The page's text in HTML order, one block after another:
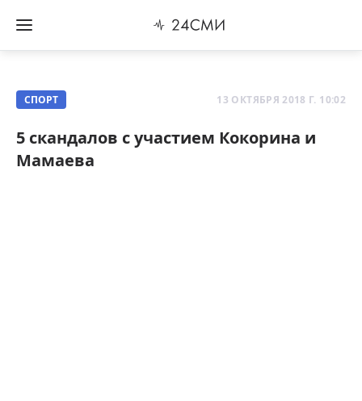
СПОРТ 13 ОКТЯБРЯ 2018 Г. 10:02
5 скандалов с участием Кокорина и
Мамаева